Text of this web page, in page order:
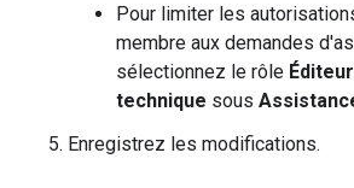
Pour limiter les
membre aux demandes
sélectionnez le rôle
technique sous
Enregistrez les modifications.